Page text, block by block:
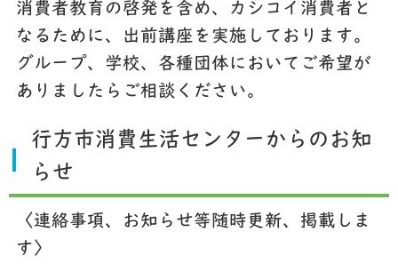
消費者教育の啓発を含め、カシコイ消費者と
なるために、出前講座を実施しております。
グループ、学校、各種団体においてご希望が
ありましたらご相談ください。
行方市消費生活センターからのお知
らせ
〈連絡事項、お知らせ等随時更新、掲載しま
す〉